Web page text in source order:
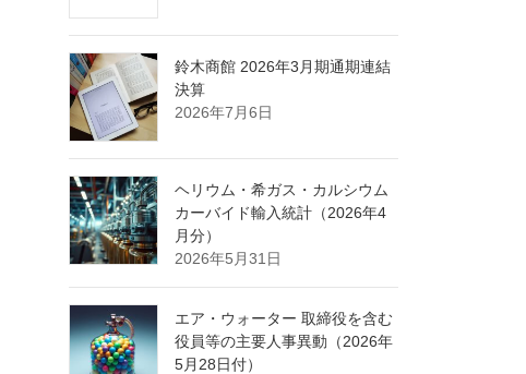
鈴木商館 2026年3月期通期連結
決算
2026年7月6日
ヘリウム・希ガス・カルシウム
カーバイド輸入統計（2026年4
月分）
2026年5月31日
エア・ウォーター 取締役を含む
役員等の主要人事異動（2026年
5月28日付）